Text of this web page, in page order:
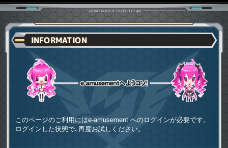
INFORMATION
このページのご利用にはe-amusement へのログインが必要です。
ログインした状態で､再度お試しください。